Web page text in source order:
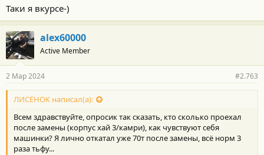
Таки я вкурсе-)
alex60000
Active Member
2 Мар 2024 #2.763
ЛИСЁНОК написал(а):
Всем здравствуйте, опросик так сказать, кто сколько проехал
после замены (корпус хай 3/камри), как чувствуют себя
машинки? Я лично откатал уже 70т после замены, всё норм 3
раза тьфу...